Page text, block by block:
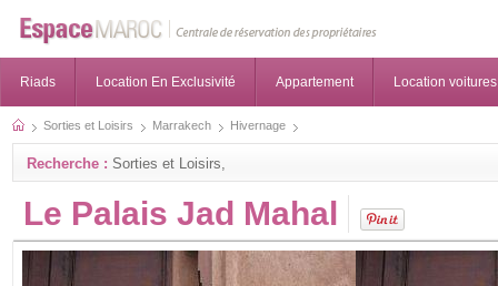
Riads Location En Exclusivité Appartement Location voitures
Sorties et Loisirs Marrakech Hivernage
Recherche : Sorties et Loisirs,
Le Palais Jad Mahal